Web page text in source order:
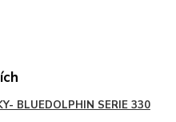
BLUEDOLPHIN SERIE 330